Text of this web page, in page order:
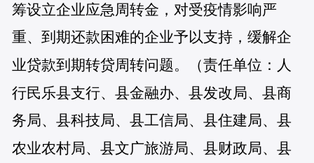
筹设立企业应急周转金，对受疫情影响严
重、到期还款困难的企业予以支持，缓解企
业贷款到期转贷周转问题。（责任单位：人
行民乐县支行、县金融办、县发改局、县商
务局、县科技局、县工信局、县住建局、县
农业农村局、县文广旅游局、县财政局、县